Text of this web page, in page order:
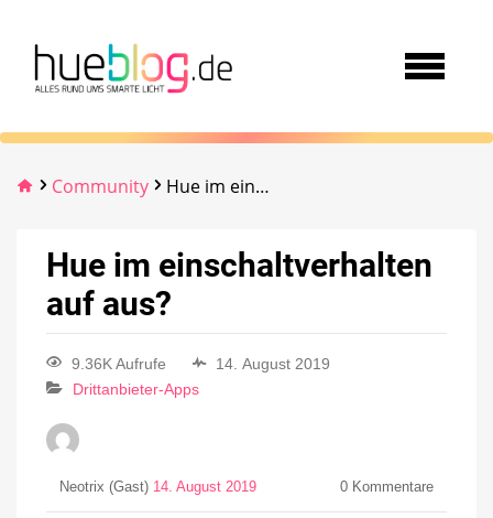
Community Hue im einschaltverhalten auf aus?
Hue im einschaltverhalten
auf aus?
9.36K Aufrufe
14. August 2019
Drittanbieter-Apps
Neotrix (Gast) 14. August 2019 0 Kommentare